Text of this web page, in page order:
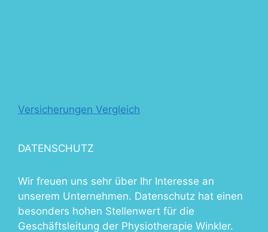
Versicherungen Vergleich
DATENSCHUTZ
Wir freuen uns sehr über Ihr Interesse an
unserem Unternehmen. Datenschutz hat einen
besonders hohen Stellenwert für die
Geschäftsleitung der Physiotherapie Winkler.